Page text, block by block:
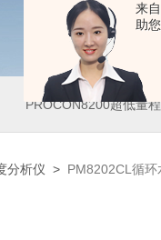
来
助
PROCON8200超低量
分析仪 > PM8202CL循